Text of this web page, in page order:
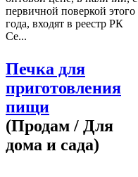
первичной поверкой этого
года, входят в реестр РК
Се...
Печка для
приготовления
пищи
(Продам / Для
дома и сада)